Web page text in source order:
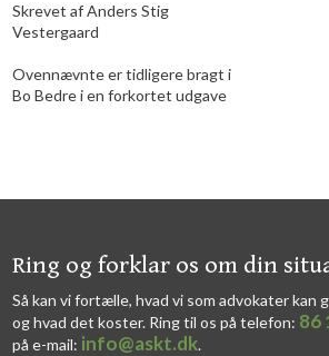
Skrevet af Anders Stig
Vestergaard
Ovennævnte er tidligere bragt i
Bo Bedre i en forkortet udgave
​​Ring og forklar os om din
Så kan vi fortælle, hvad vi som advokater kan
og hvad det koster. Ring til os på telefon: 86
på e-mail: info@askt.dk​.​